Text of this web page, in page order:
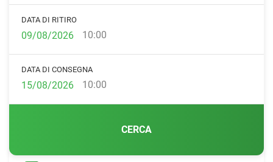
DATA DI RITIRO
10:00
DATA DI CONSEGNA
10:00
CERCA